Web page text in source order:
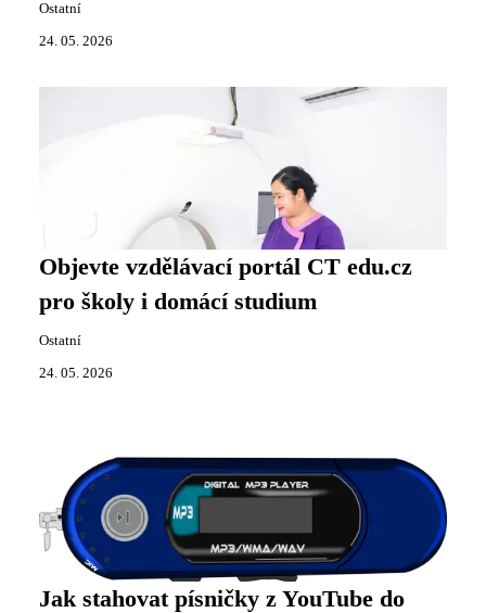
Ostatní
24. 05. 2026
Objevte vzdělávací portál CT edu.cz
pro školy i domácí studium
Ostatní
24. 05. 2026
Jak stahovat písničky z YouTube do